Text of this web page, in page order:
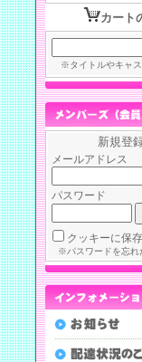
カート
※タイトルやキャス
新規登
メールアドレス
パスワード
クッキーに保存
※パスワードを忘れ